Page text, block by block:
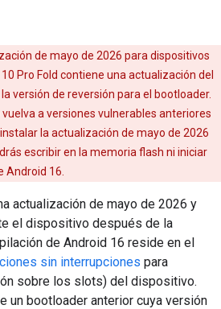
de mayo de 2026 para dispositivos
10 Pro Fold contiene una actualización del
versión de reversión para el bootloader.
a versiones vulnerables anteriores
la actualización de mayo de 2026
escribir en la memoria flash ni iniciar
Android 16.
actualización de mayo de 2026 y
el dispositivo después de la
de Android 16 reside en el
sin interrupciones para
sobre los slots) del dispositivo.
un bootloader anterior cuya versión